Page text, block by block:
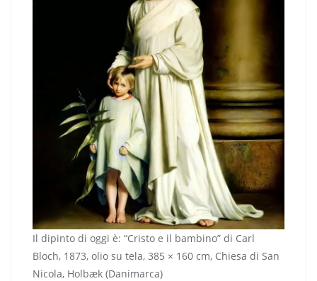
Il dipinto di oggi è: “Cristo e il bambino” di Carl
Bloch, 1873, olio su tela, 385 × 160 cm, Chiesa di San
Nicola, Holbæk (Danimarca)